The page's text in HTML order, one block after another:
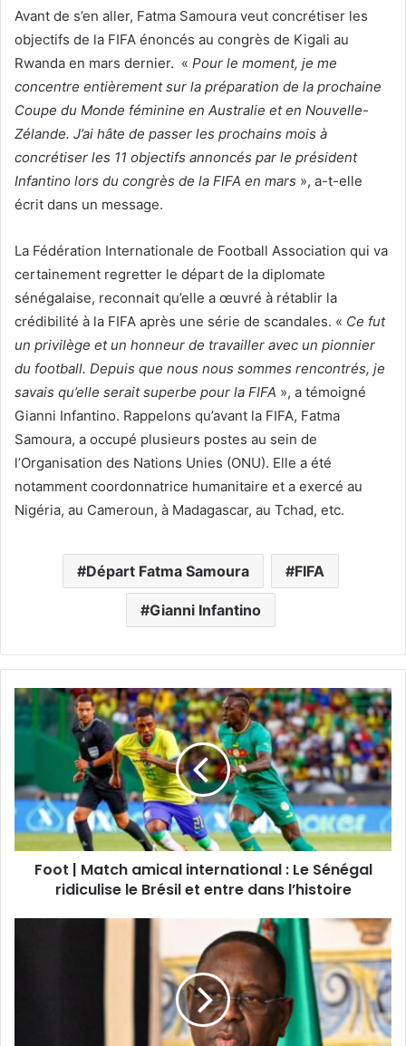
Avant de s’en aller, Fatma Samoura veut concrétiser les
objectifs de la FIFA énoncés au congrès de Kigali au
Rwanda en mars dernier. « Pour le moment, je me
concentre entièrement sur la préparation de la prochaine
Coupe du Monde féminine en Australie et en Nouvelle-
Zélande. J’ai hâte de passer les prochains mois à
concrétiser les 11 objectifs annoncés par le président
Infantino lors du congrès de la FIFA en mars », a-t-elle
écrit dans un message.
La Fédération Internationale de Football Association qui va
certainement regretter le départ de la diplomate
sénégalaise, reconnait qu’elle a œuvré à rétablir la
crédibilité à la FIFA après une série de scandales. « Ce fut
un privilège et un honneur de travailler avec un pionnier
du football. Depuis que nous nous sommes rencontrés, je
savais qu’elle serait superbe pour la FIFA », a témoigné
Gianni Infantino. Rappelons qu’avant la FIFA, Fatma
Samoura, a occupé plusieurs postes au sein de
l’Organisation des Nations Unies (ONU). Elle a été
notamment coordonnatrice humanitaire et a exercé au
Nigéria, au Cameroun, à Madagascar, au Tchad, etc.
Départ Fatma Samoura FIFA
Gianni Infantino
Foot | Match amical international : Le Sénégal
ridiculise le Brésil et entre dans l’histoire